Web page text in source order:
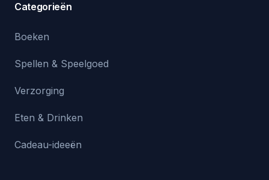
Categorieën
Boeken
Spellen & Speelgoed
Verzorging
Eten & Drinken
Cadeau-ideeën